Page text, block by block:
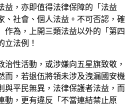
益，亦即值得法律保障的「法益
、社會、個人法益。不可否認，確
作為，上開三類法益以外的「第四
立法例！
治性活動，或涉嫌向五星旗致敬，
而，若退伍將領未涉及洩漏國安機
與平民無異，法律保護者法益，而
動，更有違反「不當連結禁止原